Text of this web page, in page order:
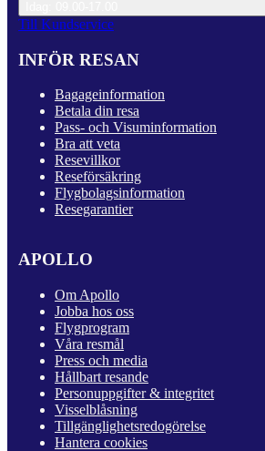
Till Kundservice
INFÖR RESAN
Bagageinformation
Betala din resa
Pass- och Visuminformation
Bra att veta
Resevillkor
Reseförsäkring
Flygbolagsinformation
Resegarantier
APOLLO
Om Apollo
Jobba hos oss
Flygprogram
Våra resmål
Press och media
Hållbart resande
Personuppgifter & integritet
Visselblåsning
Tillgänglighetsredogörelse
Hantera cookies